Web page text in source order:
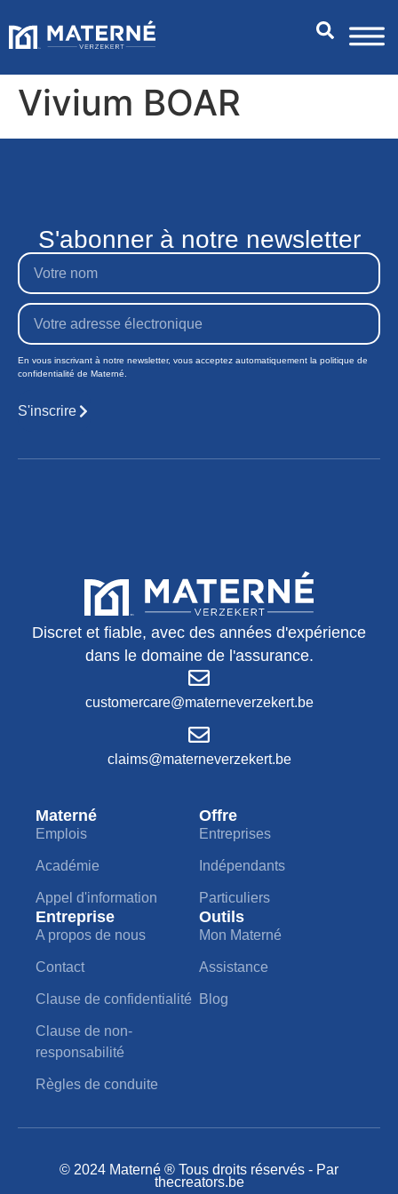
Vivium BOAR
S'abonner à notre newsletter
En vous inscrivant à notre newsletter, vous acceptez automatiquement la politique de
confidentialité de Materné.
S'inscrire
Discret et fiable, avec des années d'expérience
dans le domaine de l'assurance.
customercare@materneverzekert.be
claims@materneverzekert.be
Materné
Emplois
Académie
Appel d'information
Offre
Entreprises
Indépendants
Particuliers
Entreprise
A propos de nous
Contact
Clause de confidentialité
Clause de non-
responsabilité
Règles de conduite
Outils
Mon Materné
Assistance
Blog
© 2024 Materné ® Tous droits réservés - Par
thecreators.be